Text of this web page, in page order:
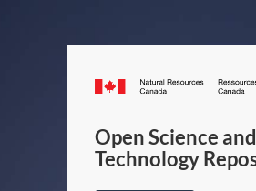
Canada.ca
Open Science and
Technology